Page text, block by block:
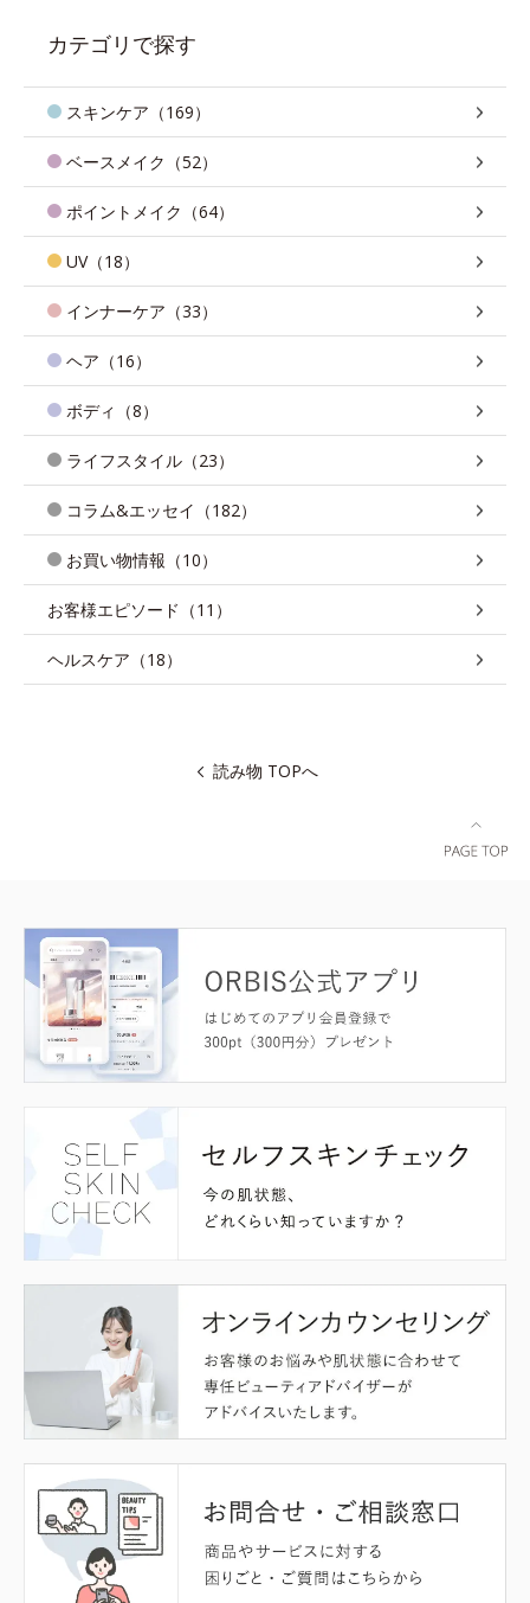
カテゴリで探す
スキンケア（169）
ベースメイク（52）
ポイントメイク（64）
UV（18）
インナーケア（33）
ヘア（16）
ボディ（8）
ライフスタイル（23）
コラム&エッセイ（182）
お買い物情報（10）
お客様エピソード（11）
ヘルスケア（18）
読み物 TOPへ